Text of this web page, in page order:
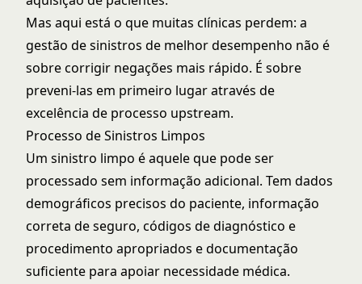
Mas aqui está o que muitas clínicas perdem: a
gestão de sinistros de melhor desempenho não é
sobre corrigir negações mais rápido. É sobre
preveni-las em primeiro lugar através de
excelência de processo upstream.
Processo de Sinistros Limpos
Um sinistro limpo é aquele que pode ser
processado sem informação adicional. Tem dados
demográficos precisos do paciente, informação
correta de seguro, códigos de diagnóstico e
procedimento apropriados e documentação
suficiente para apoiar necessidade médica.